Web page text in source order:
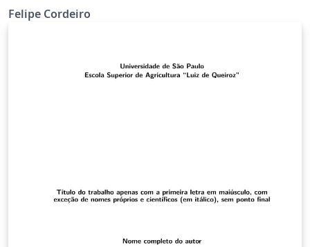
Felipe Cordeiro